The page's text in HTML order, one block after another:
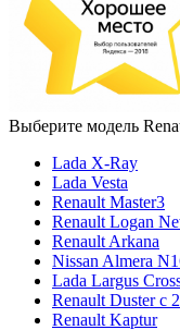
Выберите модель
Lada X-Ray
Lada Vesta
Renault Master3
Renault Logan
Renault Arkana
Nissan Almera
Lada Largus
Renault Duster с
Renault Kaptur